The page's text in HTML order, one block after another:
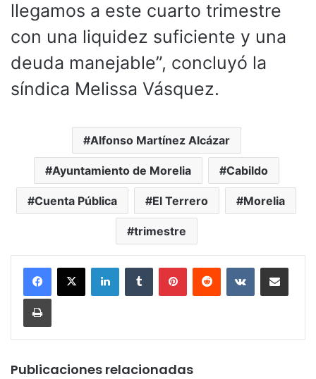
llegamos a este cuarto trimestre
con una liquidez suficiente y una
deuda manejable”, concluyó la
síndica Melissa Vásquez.
Alfonso Martínez Alcázar
Ayuntamiento de Morelia Cabildo
Cuenta Pública El Terrero Morelia
trimestre
LinkedInTumblr PinterestReddit VKontakteCompartir por
Imprimir
Publicaciones relacionadas